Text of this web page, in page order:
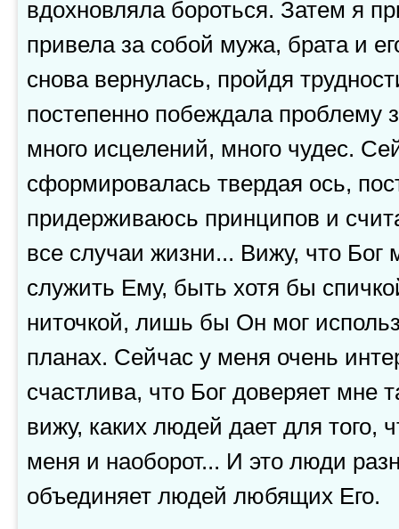
вдохновляла бороться. Затем я
привела за собой мужа, брата и
снова вернулась, пройдя
постепенно побеждала проблему
много исцелений, много чудес.
сформировалась твердая ось,
придерживаюсь принципов и
все случаи жизни... Вижу, что Бог
служить Ему, быть хотя бы
ниточкой, лишь бы Он мог
планах. Сейчас у меня очень
счастлива, что Бог доверяет мне
вижу, каких людей дает для того,
меня и наоборот... И это люди
объединяет людей любящих Его.